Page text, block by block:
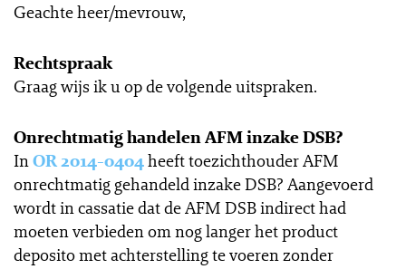
Geachte heer/mevrouw,
Rechtspraak
Graag wijs ik u op de volgende uitspraken.
Onrechtmatig handelen AFM inzake DSB?
InOR 2014-0404heeft toezichthouder AFM
onrechtmatig gehandeld inzake DSB? Aangevoerd
wordt in cassatie dat de AFM DSB indirect had
moeten verbieden om nog langer het product
deposito met achterstelling te voeren zonder